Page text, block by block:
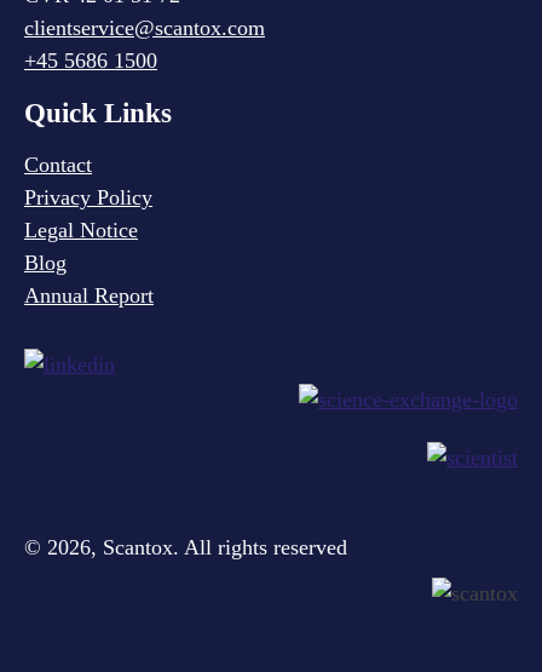
clientservice@scantox.com
+45 5686 1500
Quick Links
Contact
Privacy Policy
Legal Notice
Blog
Annual Report
© 2026, Scantox. All rights reserved